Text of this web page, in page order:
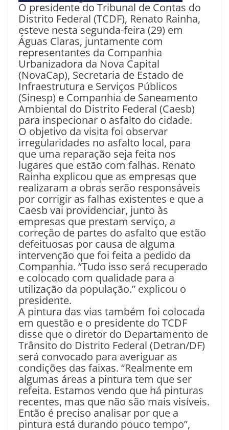
O presidente do Tribunal de Contas do
Distrito Federal (TCDF), Renato Rainha,
esteve nesta segunda-feira (29) em
Águas Claras, juntamente com
representantes da Companhia
Urbanizadora da Nova Capital
(NovaCap), Secretaria de Estado de
Infraestrutura e Serviços Públicos
(Sinesp) e Companhia de Saneamento
Ambiental do Distrito Federal (Caesb)
para inspecionar o asfalto do cidade.
O objetivo da visita foi observar
irregularidades no asfalto local, para
que uma reparação seja feita nos
lugares que estão com falhas. Renato
Rainha explicou que as empresas que
realizaram a obras serão responsáveis
por corrigir as falhas existentes e que a
Caesb vai providenciar, junto às
empresas que prestam serviço, a
correção de partes do asfalto que estão
defeituosas por causa de alguma
intervenção que foi feita a pedido da
Companhia. “Tudo isso será recuperado
e colocado com qualidade para a
utilização da população.” explicou o
presidente.
A pintura das vias também foi colocada
em questão e o presidente do TCDF
disse que o diretor do Departamento de
Trânsito do Distrito Federal (Detran/DF)
será convocado para averiguar as
condições das faixas. “Realmente em
algumas áreas a pintura tem que ser
refeita. Estamos vendo que há pinturas
recentes, mas que não são mais visíveis.
Então é preciso analisar por que a
pintura está durando pouco tempo”,